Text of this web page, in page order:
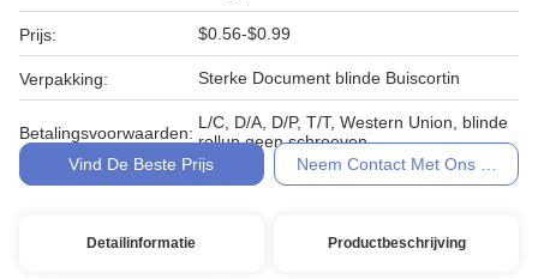
Prijs: $0.56-$0.99
Verpakking: Sterke Document blinde Buiscortin
Betalingsvoorwaarden:
L/C, D/A, D/P, T/T, Western Union, blinde
rollup geen schroeven
Vind De Beste Prijs
Neem Contact Met Ons Op
Detailinformatie Productbeschrijving